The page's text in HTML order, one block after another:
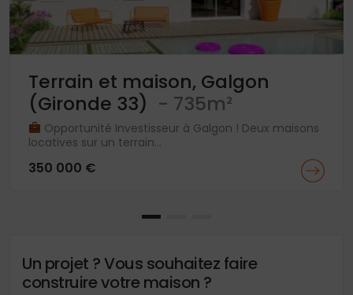
Terrain et maison, Galgon
(Gironde 33) - 735m²
Opportunité Investisseur à Galgon ! Deux maisons
locatives sur un terrain...
350 000 €
Un projet ? Vous souhaitez faire
construire votre maison ?